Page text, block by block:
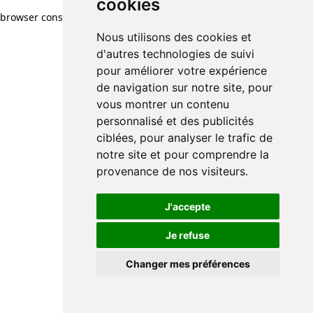
cookies
Nous utilisons des cookies et
d'autres technologies de suivi
pour améliorer votre expérience
de navigation sur notre site, pour
vous montrer un contenu
personnalisé et des publicités
ciblées, pour analyser le trafic de
notre site et pour comprendre la
provenance de nos visiteurs.
J'accepte
Je refuse
Changer mes préférences
browser console for more information)